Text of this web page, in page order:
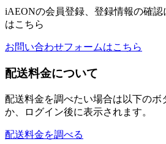
iAEONの会員登録、登録情報の確
はこちら
お問い合わせフォームはこちら
配送料金について
配送料金を調べたい場合は以下のボ
か、ログイン後に表示されます。
配送料金を調べる